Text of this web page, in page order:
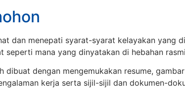
dan menepati syarat-syarat kelayakan yang
seperti mana yang dinyatakan di hebahan
dibuat dengan mengemukakan resume,
kerja serta sijil-sijil dan dokumen-